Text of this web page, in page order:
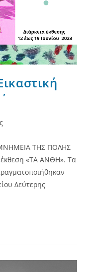
ΜΝΗΜΕIΑ ΤΗΣ ΠΟΛΗΣ
έκθεση «ΤΑ ΑΝΘΗ». Τα
Δεύτερης